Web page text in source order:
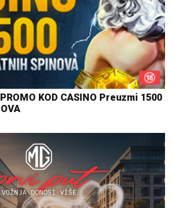
KOD CASINO Preuzmi 1500